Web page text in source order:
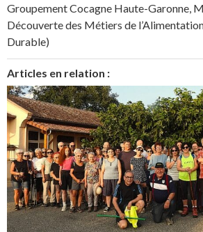
Groupement Cocagne Haute-Garonne
Découverte des Métiers de
Durable)
Articles en relation :